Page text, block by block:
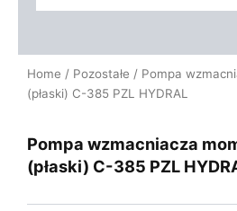
Home / Pozostałe / Pompa
(płaski) C-385 PZL HYDRAL
Pompa wzmacniacza
(płaski) C-385 PZL